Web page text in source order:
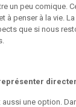
un peu comique.
à penser à la vie.
que si nous
aussi une option.